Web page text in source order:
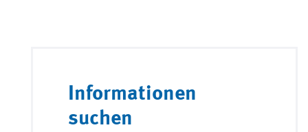
Informationen
suchen